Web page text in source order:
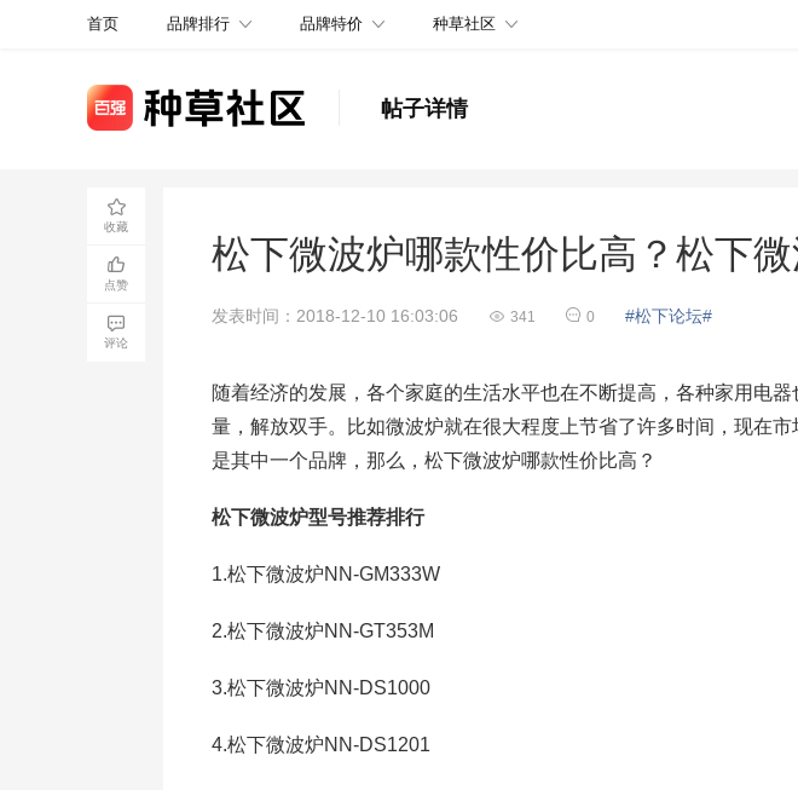
首页 品牌排行 品牌特价 种草社区
帖子详情
收藏
点赞
评论
松下微波炉哪款性价比高？松下
发表时间：2018-12-10 16:03:06 341 0 #松下论坛#
随着经济的发展，各个家庭的生活水平也在不断提高，各种家用电
量，解放双手。比如微波炉就在很大程度上节省了许多时间，现在
是其中一个品牌，那么，松下微波炉哪款性价比高？
松下微波炉型号推荐排行
1.松下微波炉NN-GM333W
2.松下微波炉NN-GT353M
3.松下微波炉NN-DS1000
4.松下微波炉NN-DS1201